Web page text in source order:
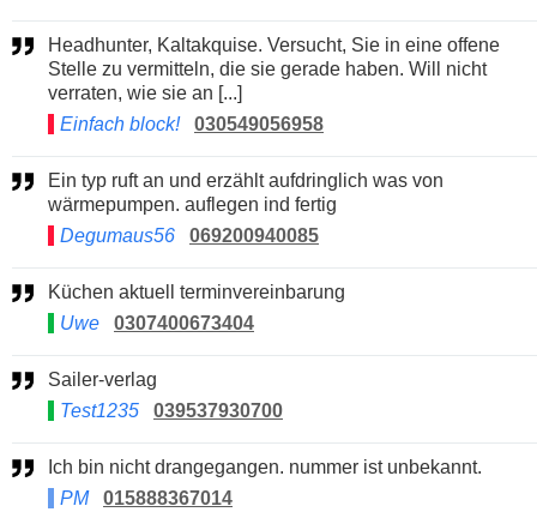
Headhunter, Kaltakquise. Versucht, Sie in eine offene
Stelle zu vermitteln, die sie gerade haben. Will nicht
verraten, wie sie an [...]
Einfach block!
030549056958
Ein typ ruft an und erzählt aufdringlich was von
wärmepumpen. auflegen ind fertig
Degumaus56
069200940085
Küchen aktuell terminvereinbarung
Uwe
0307400673404
Sailer-verlag
Test1235
039537930700
Ich bin nicht drangegangen. nummer ist unbekannt.
PM
015888367014